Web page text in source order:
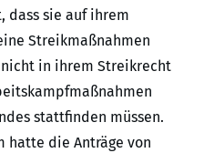
dass sie auf ihrem
Streikmaßnahmen
in ihrem Streikrecht
stattfinden müssen.
hatte die Anträge von